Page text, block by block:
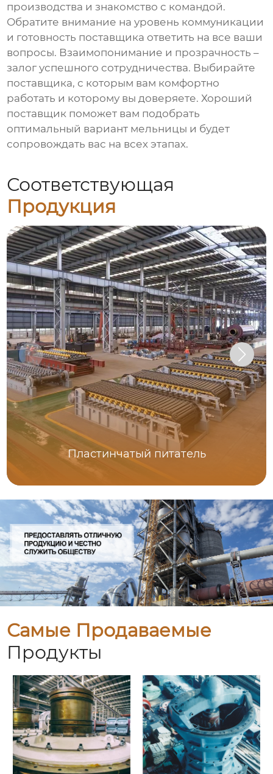
производства и знакомство с командой.
Обратите внимание на уровень коммуникации
и готовность поставщика ответить на все ваши
вопросы. Взаимопонимание и прозрачность –
залог успешного сотрудничества. Выбирайте
поставщика, с которым вам комфортно
работать и которому вы доверяете. Хороший
поставщик поможет вам подобрать
оптимальный вариант мельницы и будет
сопровождать вас на всех этапах.
Соответствующая
Продукция
Пластинчатый питатель
Самые Продаваемые
Продукты